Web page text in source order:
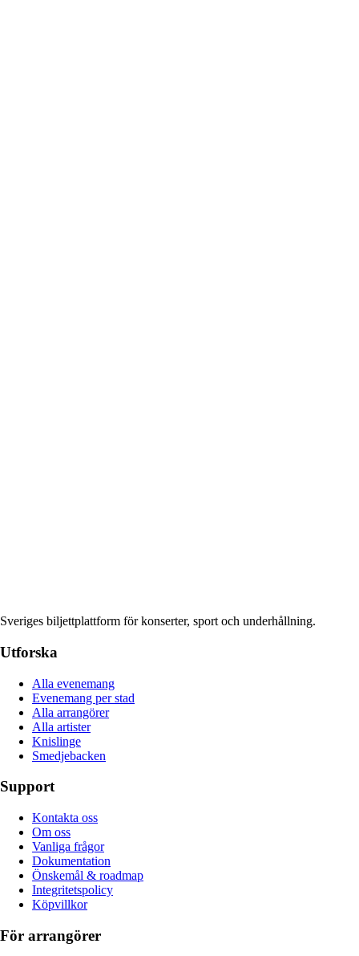
Sveriges biljettplattform för konserter, sport och underhållning.
Utforska
Alla evenemang
Evenemang per stad
Alla arrangörer
Alla artister
Knislinge
Smedjebacken
Support
Kontakta oss
Om oss
Vanliga frågor
Dokumentation
Önskemål & roadmap
Integritetspolicy
Köpvillkor
För arrangörer